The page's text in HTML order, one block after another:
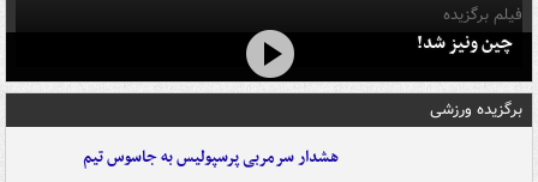
فیلم برگزیده
چین ونیز شد!
برگزیده ورزشی
هشدار سرمربی پرسپولیس به جاسوس تیم